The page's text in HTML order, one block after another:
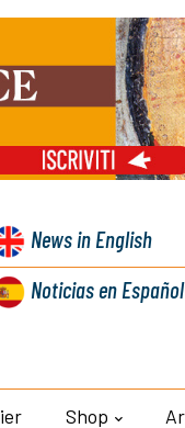
Newsin English
Noticiasen Español
Shop